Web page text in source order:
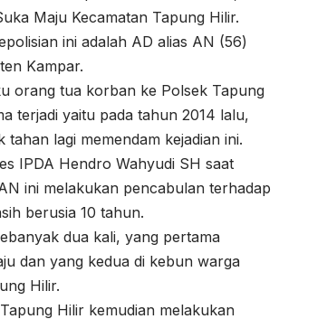
Maju Kecamatan Tapung Hilir.
ini adalah AD alias AN (56)
Kampar.
orang tua korban ke Polsek Tapung
terjadi yaitu pada tahun 2014 lalu,
lagi memendam kejadian ini.
IPDA Hendro Wahyudi SH saat
ini melakukan pencabulan terhadap
berusia 10 tahun.
dua kali, yang pertama
dan yang kedua di kebun warga
Hilir.
Hilir kemudian melakukan